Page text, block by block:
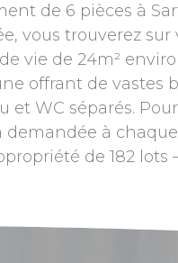
de 6 pièces à
vous trouverez
vie de 24m²
offrant de vastes
et WC séparés.
demandée à
de 182 lots